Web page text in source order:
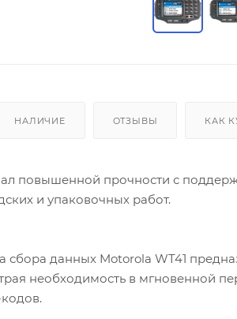
НАЛИЧИЕ ОТЗЫВЫ КАК
повышенной прочности с
и упаковочных работ.
сбора данных Motorola WT41
необходимость в мгновенной